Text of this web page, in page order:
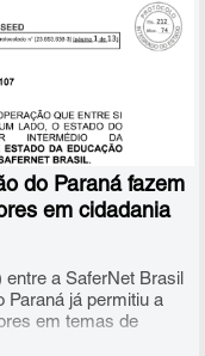
do Paraná fazem
em cidadania
a SaferNet Brasil
Paraná já permitiu a
em temas de